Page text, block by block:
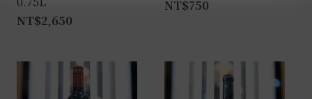
NT$2,650
NT$750